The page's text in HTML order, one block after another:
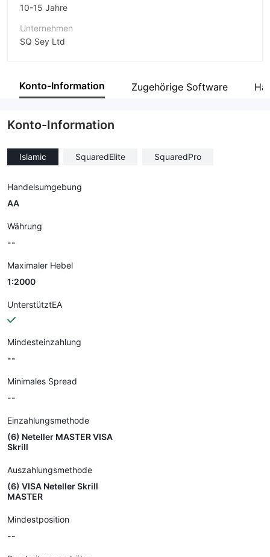
10-15 Jahre
Unternehmen
SQ Sey Ltd
Unternehmensmitarbeiter
Konto-Information Zugehörige Software
Konto-Information
Islamic SquaredElite SquaredPro
Handelsumgebung
AA
Währung
--
Maximaler Hebel
1:2000
UnterstütztEA
Mindesteinzahlung
--
Minimales Spread
--
Einzahlungsmethode
(6) Neteller MASTER VISA
Skrill
Auszahlungsmethode
(6) VISA Neteller Skrill
MASTER
Mindestposition
--